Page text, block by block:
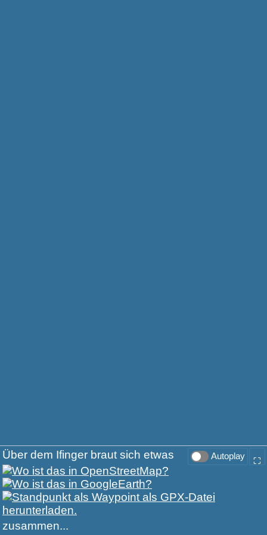
⛶
Autoplay
Über dem Ifinger braut sich etwas
zusammen...